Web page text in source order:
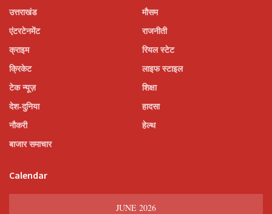
उत्तराखंड
एंटरटेनमेंट
क्राइम
क्रिकेट
टेक न्यूज़
देश-दुनिया
नौकरी
बाजार समाचार
मौसम
राजनीती
रियल स्टेट
लाइफ स्टाइल
शिक्षा
हादसा
हेल्थ
Calendar
JUNE 2026